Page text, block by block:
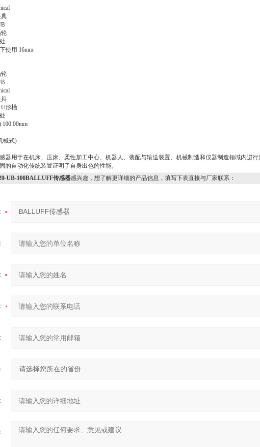
使用 16mm
形槽
械式)
器用于在机床、压床、柔性加工中心、机器人、装配与输送装置、机械制造和仪器制造领域内进
的自动化传统装置证明了自身出色的性能。
UB-100BALLUFF传感器感兴趣，想了解更详细的产品信息，填写下表直接与厂家联系：